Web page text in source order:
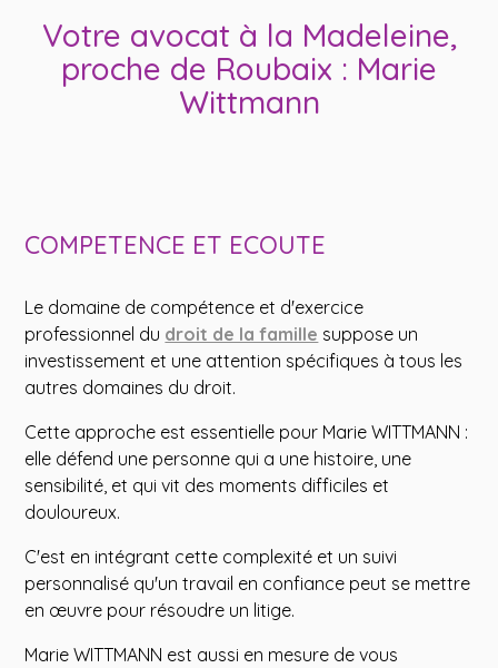
Votre avocat à la Madeleine,
proche de Roubaix : Marie
Wittmann
COMPETENCE ET ECOUTE
Le domaine de compétence et d'exercice
professionnel du droit de la famille suppose un
investissement et une attention spécifiques à tous les
autres domaines du droit.
Cette approche est essentielle pour Marie WITTMANN :
elle défend une personne qui a une histoire, une
sensibilité, et qui vit des moments difficiles et
douloureux.
C'est en intégrant cette complexité et un suivi
personnalisé qu'un travail en confiance peut se mettre
en œuvre pour résoudre un litige.
Marie WITTMANN est aussi en mesure de vous